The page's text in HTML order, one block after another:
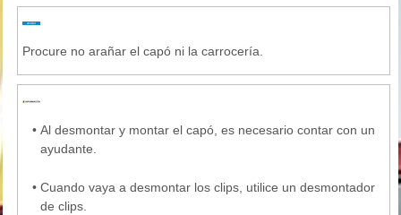
Procure no arañar el capó ni la carrocería.
• Al desmontar y montar el capó, es necesario contar con un
ayudante.
• Cuando vaya a desmontar los clips, utilice un desmontador
de clips.